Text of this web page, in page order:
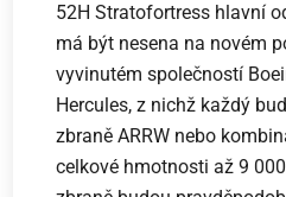
52H Stratofortress hlavní
má být nesena na novém
vyvinutém společností
Hercules, z nichž každý
zbraně ARRW nebo
celkové hmotnosti až 9